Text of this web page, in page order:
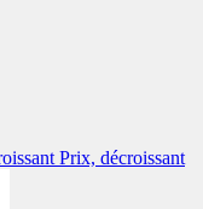
Prix, décroissant